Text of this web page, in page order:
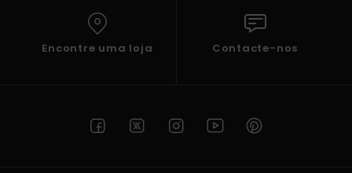
Encontre uma loja Contacte-nos